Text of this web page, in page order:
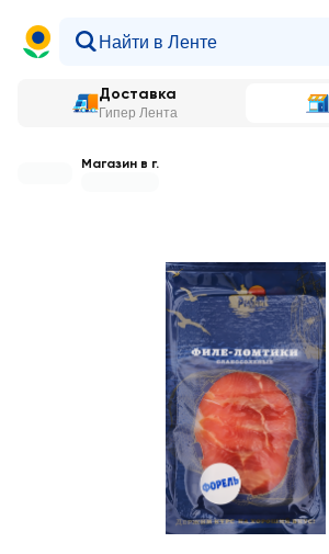
Доставка
Гипер Лента
Магазин в г.